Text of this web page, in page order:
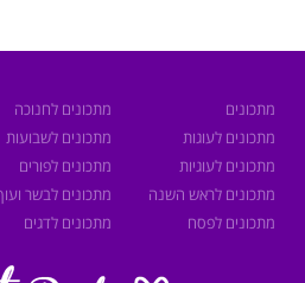
מתכונים
מתכונים לעוגות
מתכונים לעוגיות
מתכונים לראש השנה
מתכונים לפסח
מתכונים לחנוכה
מתכונים לשבועות
מתכונים לפורים
מתכונים לבשר ועוף
מתכונים לדגים